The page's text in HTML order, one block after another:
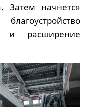
Затем начнется
и расширение